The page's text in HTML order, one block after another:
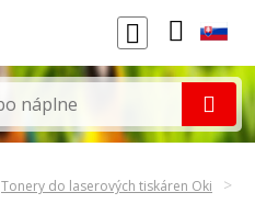
Tonery do laserových tiskáren Oki